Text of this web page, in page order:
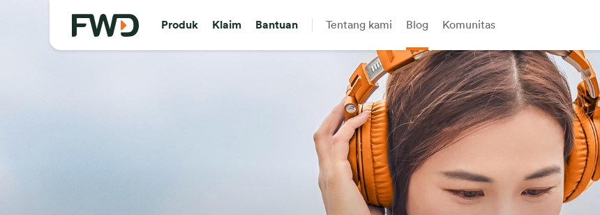
Produk Klaim Bantuan Tentang kami Blog Komunitas